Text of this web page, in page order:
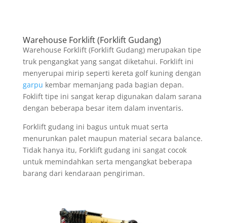
Warehouse Forklift (Forklift Gudang)
Warehouse Forklift (Forklift Gudang) merupakan tipe
truk pengangkat yang sangat diketahui. Forklift ini
menyerupai mirip seperti kereta golf kuning dengan
garpu kembar memanjang pada bagian depan.
Foklift tipe ini sangat kerap digunakan dalam sarana
dengan beberapa besar item dalam inventaris.
Forklift gudang ini bagus untuk muat serta
menurunkan palet maupun material secara balance.
Tidak hanya itu, Forklift gudang ini sangat cocok
untuk memindahkan serta mengangkat beberapa
barang dari kendaraan pengiriman.